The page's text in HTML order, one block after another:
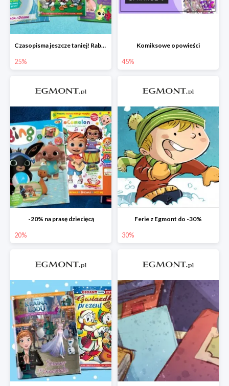
Czasopisma jeszcze taniej! Rabat do -25%
25%
Komiksowe opowieści
45%
-20% na prasę dziecięcą
20%
Ferie z Egmont do -30%
30%